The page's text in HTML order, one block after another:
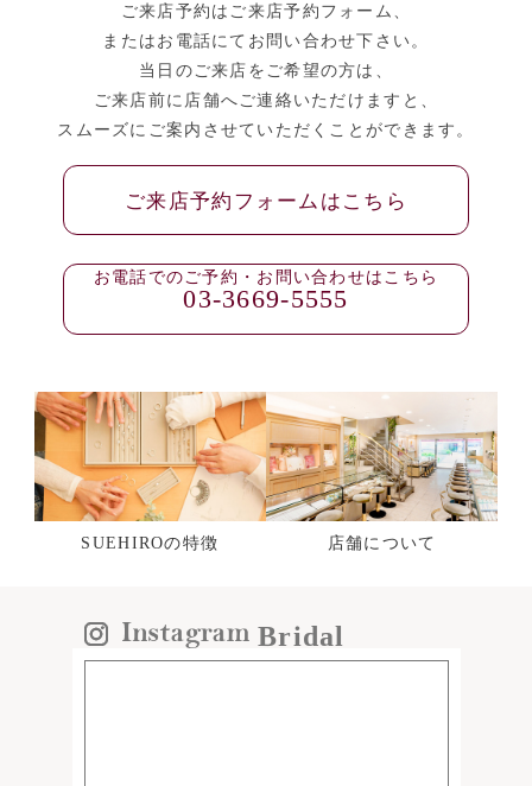
ご来店予約はご来店予約フォーム、
またはお電話にてお問い合わせ下さい。
当日のご来店をご希望の方は、
ご来店前に店舗へご連絡いただけますと、
スムーズにご案内させていただくことができます。
ご来店予約フォームはこちら
お電話でのご予約・お問い合わせはこちら
03-3669-5555
SUEHIROの特徴 店舗について
Bridal